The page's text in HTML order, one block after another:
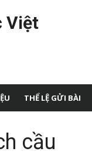
Việt
THỂ LỆ GỬI BÀI
cầu